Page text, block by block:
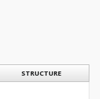
STRUCTURE